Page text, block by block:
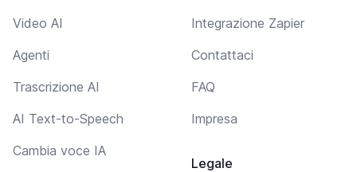
Video AI
Agenti
Trascrizione AI
AI Text-to-Speech
Cambia voce IA
Integrazione Zapier
Contattaci
FAQ
Impresa
Legale